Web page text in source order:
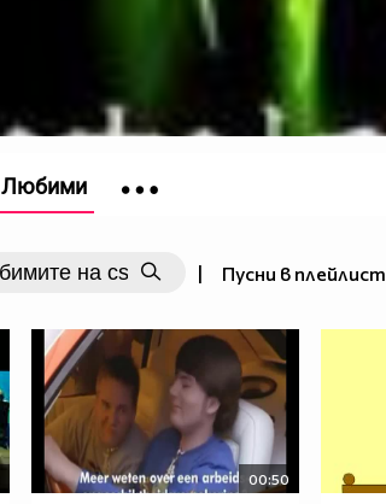
| Пусни в плейлист
00:50
Любими